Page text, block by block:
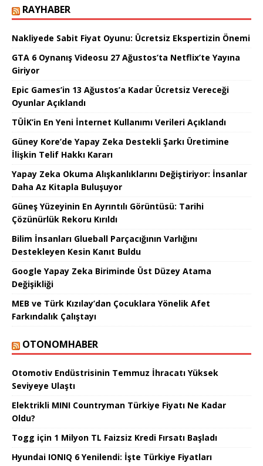
RAYHABER
Nakliyede Sabit Fiyat Oyunu: Ücretsiz Ekspertizin Önemi
GTA 6 Oynanış Videosu 27 Ağustos’ta Netflix’te Yayına
Giriyor
Epic Games’in 13 Ağustos’a Kadar Ücretsiz Vereceği
Oyunlar Açıklandı
TÜİK’in En Yeni İnternet Kullanımı Verileri Açıklandı
Güney Kore’de Yapay Zeka Destekli Şarkı Üretimine
İlişkin Telif Hakkı Kararı
Yapay Zeka Okuma Alışkanlıklarını Değiştiriyor: İnsanlar
Daha Az Kitapla Buluşuyor
Güneş Yüzeyinin En Ayrıntılı Görüntüsü: Tarihi
Çözünürlük Rekoru Kırıldı
Bilim İnsanları Glueball Parçacığının Varlığını
Destekleyen Kesin Kanıt Buldu
Google Yapay Zeka Biriminde Üst Düzey Atama
Değişikliği
MEB ve Türk Kızılay’dan Çocuklara Yönelik Afet
Farkındalık Çalıştayı
OTONOMHABER
Otomotiv Endüstrisinin Temmuz İhracatı Yüksek
Seviyeye Ulaştı
Elektrikli MINI Countryman Türkiye Fiyatı Ne Kadar
Oldu?
Togg için 1 Milyon TL Faizsiz Kredi Fırsatı Başladı
Hyundai IONIQ 6 Yenilendi: İşte Türkiye Fiyatları